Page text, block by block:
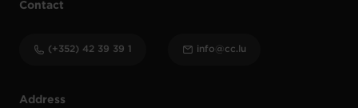
Address
Contact
(+352) 42 39 39 1 info@cc.lu